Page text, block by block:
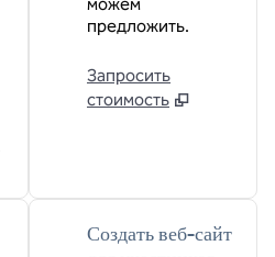
предложить.
Запросить
стоимость
Создать веб-сайт